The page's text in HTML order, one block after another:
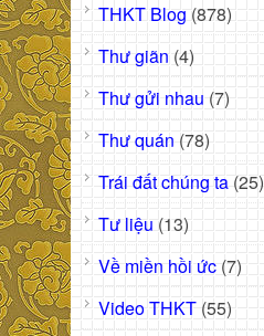
THKT Blog (878)
Thư giãn (4)
Thư gửi nhau (7)
Thư quán (78)
Trái đất chúng ta (25)
Tư liệu (13)
Về miền hồi ức (7)
Video THKT (55)